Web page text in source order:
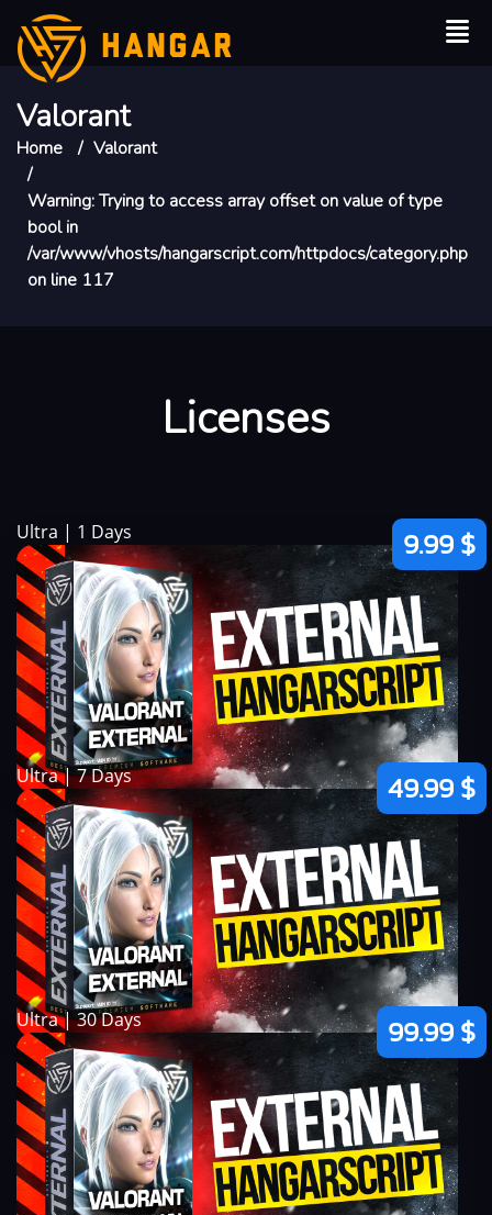
HANGAR
Valorant
Home Valorant
Warning: Trying to access array offset on value of type
bool in
/var/www/vhosts/hangarscript.com/httpdocs/category.php
on line 117
Licenses
Ultra | 1 Days 9.99 $
Ultra | 7 Days 49.99 $
Ultra | 30 Days 99.99 $